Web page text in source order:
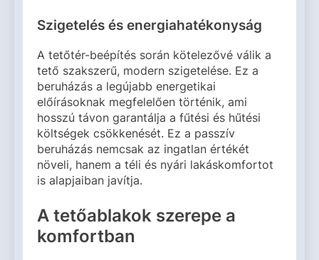
Szigetelés és energiahatékonyság
A tetőtér-beépítés során kötelezővé válik a
tető szakszerű, modern szigetelése. Ez a
beruházás a legújabb energetikai
előírásoknak megfelelően történik, ami
hosszú távon garantálja a fűtési és hűtési
költségek csökkenését. Ez a passzív
beruházás nemcsak az ingatlan értékét
növeli, hanem a téli és nyári lakáskomfortot
is alapjaiban javítja.
A tetőablakok szerepe a
komfortban